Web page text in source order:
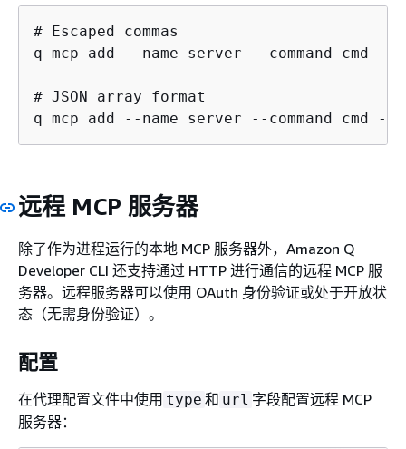
# Escaped commas
q mcp add --name server --command cmd
# JSON array format
q mcp add --name server --command
远程 MCP 服务器
除了作为进程运行的本地 MCP 服务器外，Amazon Q
Developer CLI 还支持通过 HTTP 进行通信的远程 MCP 服
务器。远程服务器可以使用 OAuth 身份验证或处于开放状
态（无需身份验证）。
配置
在代理配置文件中使用 type 和 url 字段配置远程 MCP
服务器：